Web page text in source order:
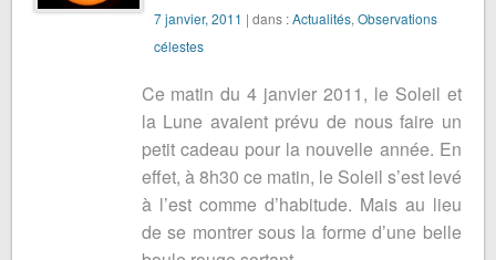
7 janvier, 2011 | dans :Actualités,Observations
célestes
Ce matin du 4 janvier 2011, le Soleil et
la Lune avaient prévu de nous faire un
petit cadeau pour la nouvelle année. En
effet, à 8h30 ce matin, le Soleil s’est levé
à l’est comme d’habitude. Mais au lieu
de se montrer sous la forme d’une belle